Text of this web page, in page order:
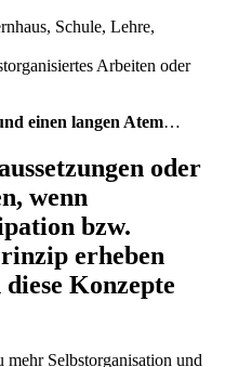
Schule, Lehre,
Arbeiten oder
einen langen Atem…
oder
wenn
bzw.
erheben
Konzepte
mehr Selbstorganisation und